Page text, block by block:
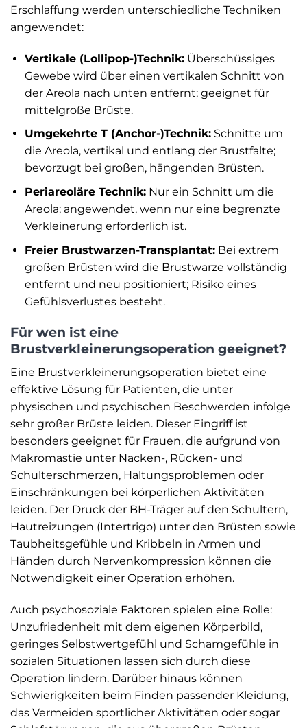
Erschlaffung werden unterschiedliche Techniken
angewendet:
Vertikale (Lollipop-)Technik:Überschüssiges
Gewebe wird über einen vertikalen Schnitt von
der Areola nach unten entfernt; geeignet für
mittelgroße Brüste.
Umgekehrte T (Anchor-)Technik:Schnitte um
die Areola, vertikal und entlang der Brustfalte;
bevorzugt bei großen, hängenden Brüsten.
Periareoläre Technik:Nur ein Schnitt um die
Areola; angewendet, wenn nur eine begrenzte
Verkleinerung erforderlich ist.
Freier Brustwarzen-Transplantat:Bei extrem
großen Brüsten wird die Brustwarze vollständig
entfernt und neu positioniert; Risiko eines
Gefühlsverlustes besteht.
Für wen ist eine
Brustverkleinerungsoperation geeignet?
Eine Brustverkleinerungsoperation bietet eine
effektive Lösung für Patienten, die unter
physischen und psychischen Beschwerden infolge
sehr großer Brüste leiden. Dieser Eingriff ist
besonders geeignet für Frauen, die aufgrund von
Makromastie unter Nacken-, Rücken- und
Schulterschmerzen, Haltungsproblemen oder
Einschränkungen bei körperlichen Aktivitäten
leiden. Der Druck der BH-Träger auf den Schultern,
Hautreizungen (Intertrigo) unter den Brüsten sowie
Taubheitsgefühle und Kribbeln in Armen und
Händen durch Nervenkompression können die
Notwendigkeit einer Operation erhöhen.
Auch psychosoziale Faktoren spielen eine Rolle:
Unzufriedenheit mit dem eigenen Körperbild,
geringes Selbstwertgefühl und Schamgefühle in
sozialen Situationen lassen sich durch diese
Operation lindern. Darüber hinaus können
Schwierigkeiten beim Finden passender Kleidung,
das Vermeiden sportlicher Aktivitäten oder sogar